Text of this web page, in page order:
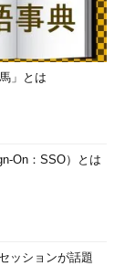
」とは
On：SSO）とは
ッションが話題